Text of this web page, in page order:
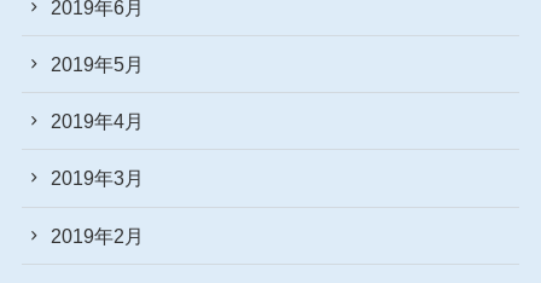
2019年6月
2019年5月
2019年4月
2019年3月
2019年2月